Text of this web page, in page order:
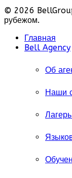
© 2026
рубежом.
Главная
Bell Agency
Об
Наши